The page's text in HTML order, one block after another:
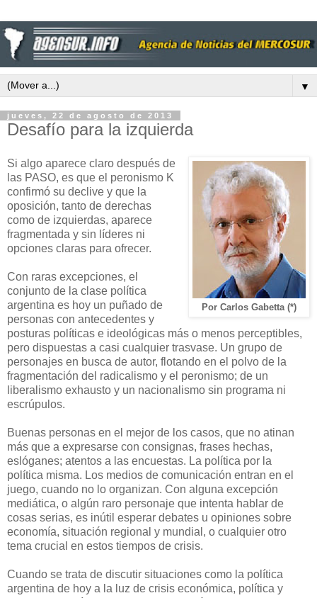
▼
jueves, 22 de agosto de 2013
Desafío para la izquierda
Por Carlos Gabetta (*)
Si algo aparece claro después de
las PASO, es que el peronismo K
confirmó su declive y que la
oposición, tanto de derechas
como de izquierdas, aparece
fragmentada y sin líderes ni
opciones claras para ofrecer.
Con raras excepciones, el
conjunto de la clase política
argentina es hoy un puñado de
personas con antecedentes y
posturas políticas e ideológicas más o menos perceptibles,
pero dispuestas a casi cualquier trasvase. Un grupo de
personajes en busca de autor, flotando en el polvo de la
fragmentación del radicalismo y el peronismo; de un
liberalismo exhausto y un nacionalismo sin programa ni
escrúpulos.
Buenas personas en el mejor de los casos, que no atinan
más que a expresarse con consignas, frases hechas,
eslóganes; atentos a las encuestas. La política por la
política misma. Los medios de comunicación entran en el
juego, cuando no lo organizan. Con alguna excepción
mediática, o algún raro personaje que intenta hablar de
cosas serias, es inútil esperar debates u opiniones sobre
economía, situación regional y mundial, o cualquier otro
tema crucial en estos tiempos de crisis.
Cuando se trata de discutir situaciones como la política
argentina de hoy a la luz de crisis económica, política y